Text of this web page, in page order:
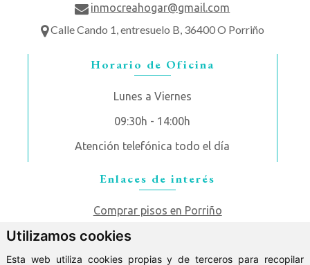
Utilizamos cookies
Esta web utiliza cookies propias y de terceros para recopilar
inmocreahogar@gmail.com
Calle Cando 1, entresuelo B, 36400 O Porriño
Horario de Oficina
Lunes a Viernes
09:30h - 14:00h
Atención telefónica todo el día
Enlaces de interés
Comprar pisos en Porriño
Alquilar pisos en Porriño
Comprar casas en Porriño